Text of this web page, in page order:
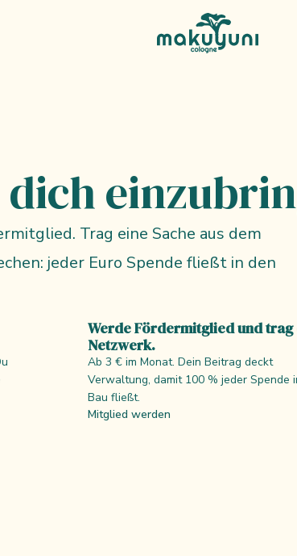
schließen
dich
Trag eine Sache aus dem
jeder Euro Spende fließt in den
Werde Fördermitglied und trag
Netzwerk.
Ab 3 € im Monat. Dein Beitrag deckt
Verwaltung, damit 100 % jeder Spende
Bau fließt.
Mitglied werden